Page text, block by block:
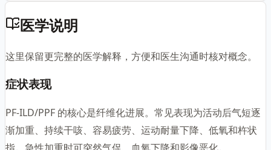
医学说明
这里保留更完整的医学解释，方便和医生沟通时核对概念。
症状表现
PF-ILD/PPF 的核心是纤维化进展。常见表现为活动后气短逐
渐加重、持续干咳、容易疲劳、运动耐量下降、低氧和杵状